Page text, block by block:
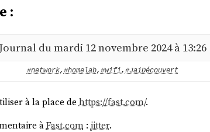
:
Journal du mardi 12 novembre 2024 à 13:26
#network, #homelab,#wifi,#JaiDécouvert
à la place de https://fast.com/.
àFast.com: jitter.